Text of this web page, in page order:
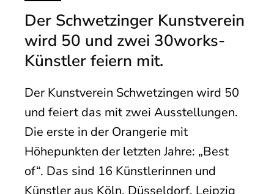
Der Schwetzinger Kunstverein
wird 50 und zwei 30works-
Künstler feiern mit.
Der Kunstverein Schwetzingen wird 50
und feiert das mit zwei Ausstellungen.
Die erste in der Orangerie mit
Höhepunkten der letzten Jahre: „Best
of“. Das sind 16 Künstlerinnen und